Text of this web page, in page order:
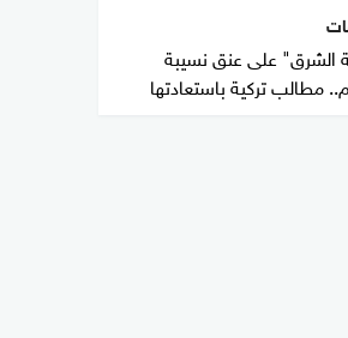
الشرق" على عنق نسيبة
مطالب تركية باستعادتها